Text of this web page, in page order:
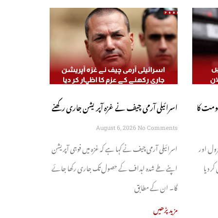
کا
اور
دیا
اسرائیلی آرمی چیف نے غزہ آپریشن جاری رکھنے
کے عزم کا اظہار کر دیاAugust 6, 2026 No Comments
اسرائیلی آرمی چیف نے کہا ہے کہ غزہ میں فوجی آپریشن
اپنے طے شدہ اہداف کے حصول تک جاری رکھا جائے
گا۔ ان کے مطابق
مزید پڑھیں